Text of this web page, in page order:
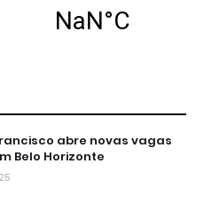
abre novas vagas
Belo Horizonte